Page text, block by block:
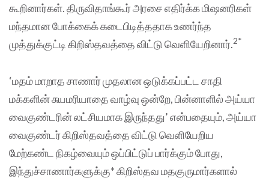
கூறினார்கள். திருவிதாங்கூர் அரசை எதிர்க்க மிஷனரிகள்
மந்தமான போக்கைக் கடைபிடித்ததாக உணர்ந்த
முத்துக்குட்டி கிறிஸ்தவத்தை விட்டு வெளியேறினார்.2*
‘மதம் மாறாத சாணார் முதலான ஒடுக்கப்பட்ட சாதி
மக்களின் சுயமரியாதை வாழ்வு ஒன்றே, பின்னாளில் அய்யா
வைகுண்டரின் லட்சியமாக இருந்தது’ என்பதையும், அய்யா
வைகுண்டர் கிறிஸ்தவத்தை விட்டு வெளியேறிய
மேற்கண்ட நிகழ்வையும் ஒப்பிட்டுப் பார்க்கும் போது,
இந்துச்சாணார்களுக்கு* கிறிஸ்தவ மதகுருமார்களால்